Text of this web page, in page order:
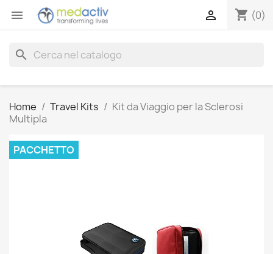
 shopping_cart (0)

search
Home Travel Kits
Kit da Viaggio per la Sclerosi
Multipla
PACCHETTO